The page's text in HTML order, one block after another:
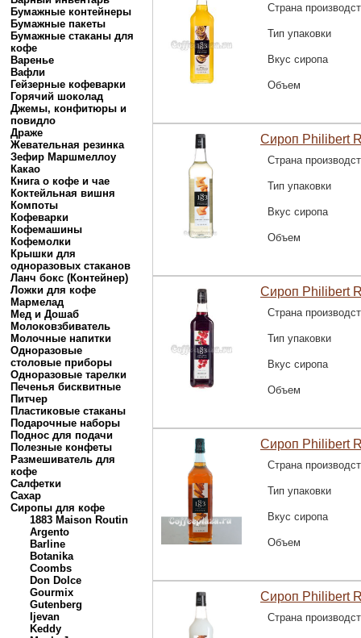
Бумажные контейнеры
Бумажные пакеты
Бумажные стаканы для
кофе
Варенье
Вафли
Гейзерные кофеварки
Горячий шоколад
Джемы, конфитюры и
повидло
Драже
Жевательная резинка
Зефир Маршмеллоу
Какао
Книга о кофе и чае
Коктейльная вишня
Компоты
Кофеварки
Кофемашины
Кофемолки
Крышки для
одноразовых стаканов
Ланч бокс (Контейнер)
Ложки для кофе
Мармелад
Мед и Дошаб
Молоковзбиватель
Молочные напитки
Одноразовые
столовые приборы
Одноразовые тарелки
Печенья бисквитные
Питчер
Пластиковые стаканы
Подарочные наборы
Поднос для подачи
Полезные конфеты
Размешиватель для
кофе
Салфетки
Сахар
Сиропы для кофе
1883 Maison Routin
Argento
Barline
Botanika
Coombs
Don Dolce
Gourmix
Gutenberg
Ijevan
Keddy
Страна
Тип упаковки
Вкус сиропа
Объем
Сироп Philibert
Страна
Тип упаковки
Вкус сиропа
Объем
Сироп Philibert
Страна
Тип упаковки
Вкус сиропа
Объем
Сироп Philibert
Страна
Тип упаковки
Вкус сиропа
Объем
Сироп Philibert
Страна